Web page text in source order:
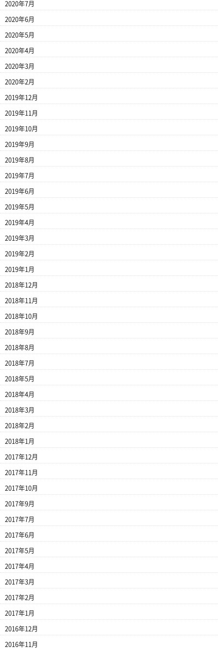
2020年7月
2020年6月
2020年5月
2020年4月
2020年3月
2020年2月
2019年12月
2019年11月
2019年10月
2019年9月
2019年8月
2019年7月
2019年6月
2019年5月
2019年4月
2019年3月
2019年2月
2019年1月
2018年12月
2018年11月
2018年10月
2018年9月
2018年8月
2018年7月
2018年5月
2018年4月
2018年3月
2018年2月
2018年1月
2017年12月
2017年11月
2017年10月
2017年9月
2017年7月
2017年6月
2017年5月
2017年4月
2017年3月
2017年2月
2017年1月
2016年12月
2016年11月